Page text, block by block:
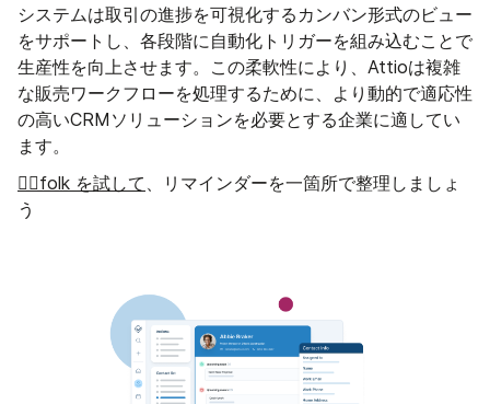
システムは取引の進捗を可視化するカンバン形式のビュー
をサポートし、各段階に自動化トリガーを組み込むことで
生産性を向上させます。この柔軟性により、Attioは複雑
な販売ワークフローを処理するために、より動的で適応性
の高いCRMソリューションを必要とする企業に適してい
ます。
👉🏼folk を試して
、リマインダーを一箇所で整理しましょ
う